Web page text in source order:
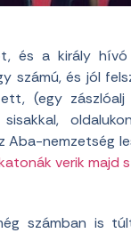
és a király
számú, és jól
(egy
Aba-nemzetség
verik majd
számban is